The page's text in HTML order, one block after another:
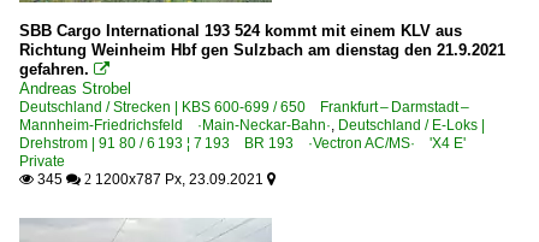
SBB Cargo International 193 524 kommt mit einem KLV aus
Richtung Weinheim Hbf gen Sulzbach am dienstag den 21.9.2021
gefahren. 
Andreas Strobel
Deutschland / Strecken | KBS 600-699 / 650 Frankfurt – Darmstadt –
Mannheim-Friedrichsfeld ·Main-Neckar-Bahn·, Deutschland / E-Loks |
Drehstrom | 91 80 / 6 193 ¦ 7 193 BR 193 ·Vectron AC/MS· 'X4 E'
Private
 345  2 1200x787 Px, 23.09.2021 